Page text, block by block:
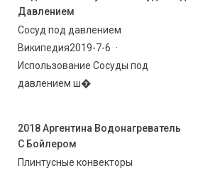
Давлением
Сосуд под давлением
Википедия2019-7-6 ·
Использование Сосуды под
давлением ш�
2018 Аргентина Водонагреватель
С Бойлером
Плинтусные конвекторы